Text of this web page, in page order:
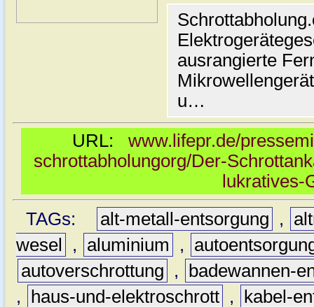
ausrangierte
u…
URL: www.lifepr.de/
schrottabholungorg/Der-
lukratives-
TAGs:
alt-metall-entsorgung ,
wesel
, aluminium ,
autoverschrottung
,
badewannen-
,
haus-und-elektroschrott ,
kabel-